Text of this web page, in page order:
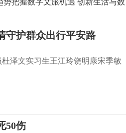
数字文旅机遇 创新生活与数字文旅投融大会举办
守护群众出行平安路
泽文实习生王江玲饶明康宋季敏
50伤